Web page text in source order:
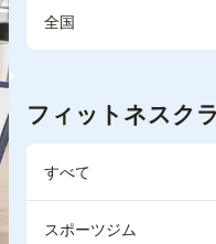
全国
フィットネスク
すべて
スポーツジム